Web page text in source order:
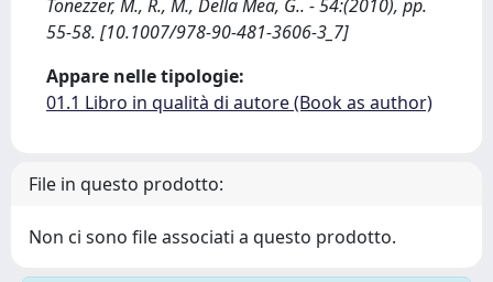
Tonezzer, M., R., M., Della Mea, G.. - 54:(2010), pp.
55-58. [10.1007/978-90-481-3606-3_7]
Appare nelle tipologie:
01.1 Libro in qualità di autore (Book as author)
File in questo prodotto:
Non ci sono file associati a questo prodotto.